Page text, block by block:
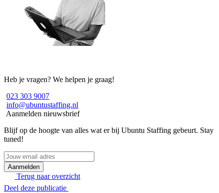
Heb je vragen? We helpen je graag!
023 303 9007
info@ubuntustaffing.nl
Aanmelden nieuwsbrief
Blijf op de hoogte van alles wat er bij Ubuntu Staffing gebeurt. Stay
tuned!
Jouw
email
adresTerug naar overzicht
Deel deze publicatie